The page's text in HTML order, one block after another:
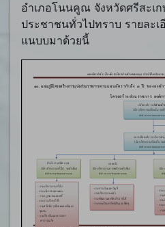
อำเภอโนนคูณ จังหวัดศรีสะเ
ประชาชนทั่วไปทราบ รายละ
แนบบมาด้วยนี้